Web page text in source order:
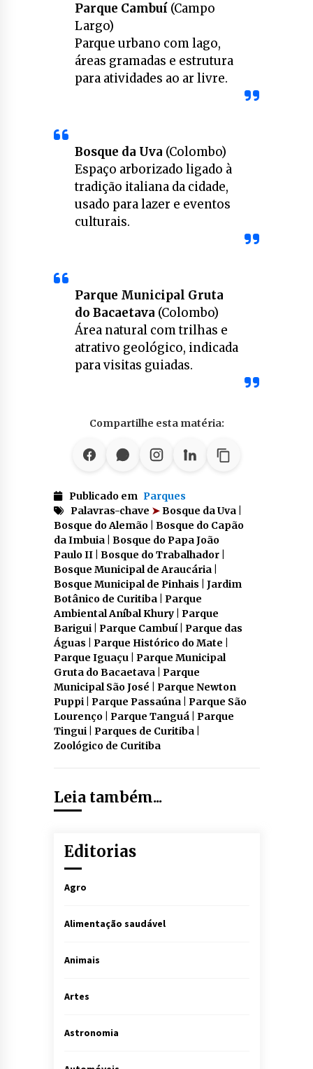
Parque Cambuí(Campo
Largo)
Parque urbano com lago,
áreas gramadas e estrutura
para atividades ao ar livre.
Bosque da Uva (Colombo)
Espaço arborizado ligado à
tradição italiana da cidade,
usado para lazer e eventos
culturais.
Parque Municipal Gruta
do Bacaetava (Colombo)
Área natural com trilhas e
atrativo geológico, indicada
para visitas guiadas.
Compartilhe esta matéria:
Publicado em Parques
Palavras-chave ➤Bosque da Uva |
Bosque do Alemão | Bosque do Capão
da Imbuia | Bosque do Papa João
Paulo II | Bosque do Trabalhador |
Bosque Municipal de Araucária |
Bosque Municipal de Pinhais | Jardim
Botânico de Curitiba | Parque
Ambiental Aníbal Khury | Parque
Barigui | Parque Cambuí | Parque das
Águas | Parque Histórico do Mate |
Parque Iguaçu | Parque Municipal
Gruta do Bacaetava | Parque
Municipal São José | Parque Newton
Puppi | Parque Passaúna | Parque São
Lourenço | Parque Tanguá | Parque
Tingui | Parques de Curitiba |
Zoológico de Curitiba
Leia também...
Editorias
Agro
Alimentação saudável
Animais
Artes
Astronomia